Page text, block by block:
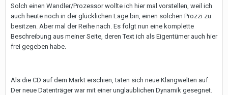
Solch einen Wandler/Prozessor wollte ich hier mal vorstellen, weil ich
auch heute noch in der glücklichen Lage bin, einen solchen Prozzi zu
besitzen. Aber mal der Reihe nach. Es folgt nun eine komplette
Beschreibung aus meiner Seite, deren Text ich als Eigentümer auch hier
frei gegeben habe.
Als die CD auf dem Markt erschien, taten sich neue Klangwelten auf.
Der neue Datenträger war mit einer unglaublichen Dynamik gesegnet.